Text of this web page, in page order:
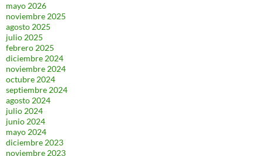
mayo 2026
noviembre 2025
agosto 2025
julio 2025
febrero 2025
diciembre 2024
noviembre 2024
octubre 2024
septiembre 2024
agosto 2024
julio 2024
junio 2024
mayo 2024
diciembre 2023
noviembre 2023